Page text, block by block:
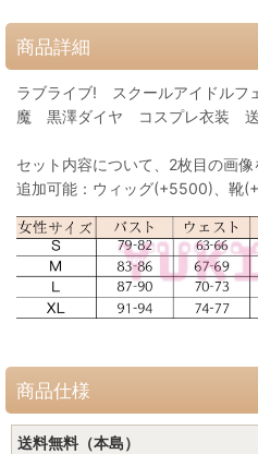
商品詳細
ラブライブ! スクールアイドル
魔 黒澤ダイヤ コスプレ衣装
セット内容について、2枚目の画
追加可能：ウィッグ(+5500)、靴
商品仕様
送料無料（本島）